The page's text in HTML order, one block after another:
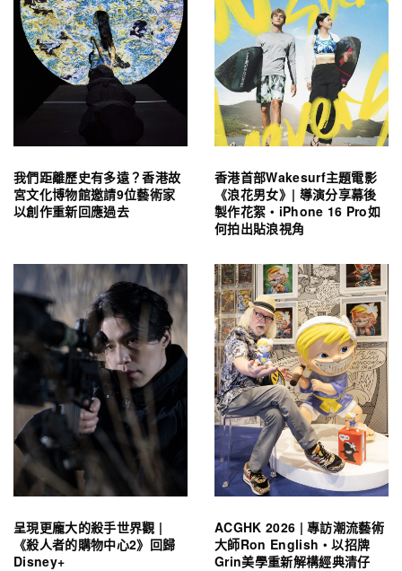
我們距離歷史有多遠？香港故
宮文化博物館邀請9位藝術家
以創作重新回應過去
香港首部Wakesurf主題電影
《浪花男女》| 導演分享幕後
製作花絮・iPhone 16 Pro如
何拍出貼浪視角
呈現更龐大的殺手世界觀 |
《殺人者的購物中心2》回歸
Disney+
ACGHK 2026 | 專訪潮流藝術
大師Ron English・以招牌
Grin美學重新解構經典清仔